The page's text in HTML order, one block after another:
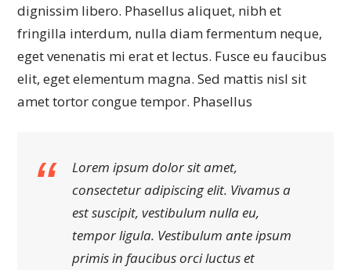
dignissim libero. Phasellus aliquet, nibh et
fringilla interdum, nulla diam fermentum neque,
eget venenatis mi erat et lectus. Fusce eu faucibus
elit, eget elementum magna. Sed mattis nisl sit
amet tortor congue tempor. Phasellus
Lorem ipsum dolor sit amet,
consectetur adipiscing elit. Vivamus a
est suscipit, vestibulum nulla eu,
tempor ligula. Vestibulum ante ipsum
primis in faucibus orci luctus et